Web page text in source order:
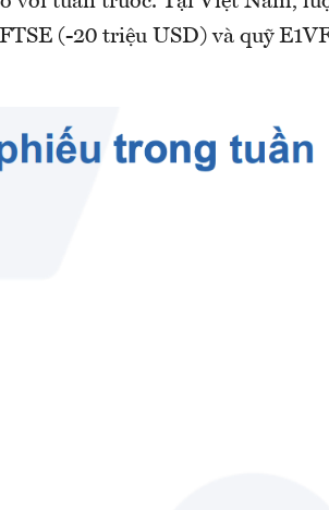
(-20 triệu USD) và quỹ